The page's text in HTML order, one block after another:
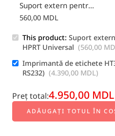
Suport extern pentru role de etichete HPRT Universal
560,00 MDL
This product: Suport
HPRT Universal (560,00
Imprimantă de etichete
RS232) (4.390,00 MDL)
Preț total:4.950,00 MDL
ADĂUGAȚI TOTUL ÎN